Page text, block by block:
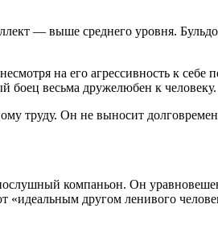
— выше среднего уровня.
на его агрессивность к себе
боец весьма дружелюбен к человеку.
труду. Он не выносит
компаньон. Он
«идеальным другом ленивого